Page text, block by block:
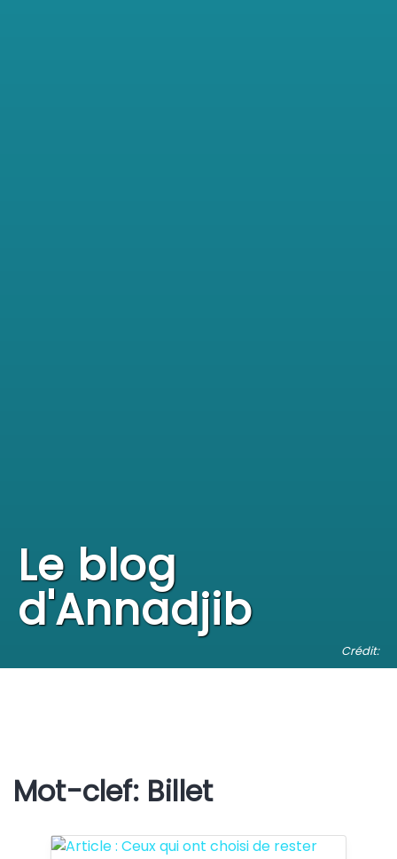
Crédit:
Le blog
d'Annadjib
Mot-clef: Billet